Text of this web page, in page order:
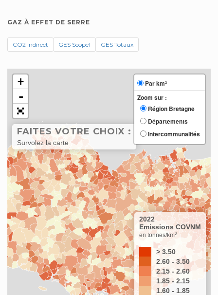
GAZ À EFFET DE SERRE
CO2 Indirect GES Scope1 GES Totaux
+
-
FAITES VOTRE CHOIX :
Survolez la carte
Par km²
Zoom sur :
Région Bretagne
Départements
Intercommunalités
2022
Emissions COVNM
en tonnes/km2
> 3.50
2.60 - 3.50
2.15 - 2.60
1.85 - 2.15
1.60 - 1.85